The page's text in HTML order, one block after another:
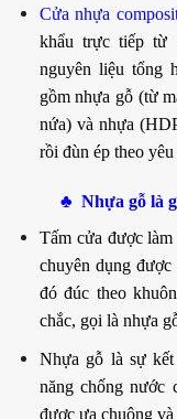
Cửa nhựa
khẩu trực tiếp từ
nguyên liệu tổng
gồm nhựa gỗ (từ
nứa) và nhựa
rồi đùn ép theo yêu
♣ Nhựa gỗ là
Tấm cửa được
chuyên dụng được
đó đúc theo
chắc, gọi là nhựa
Nhựa gỗ là sự
năng chống nước
được ưa chuộng